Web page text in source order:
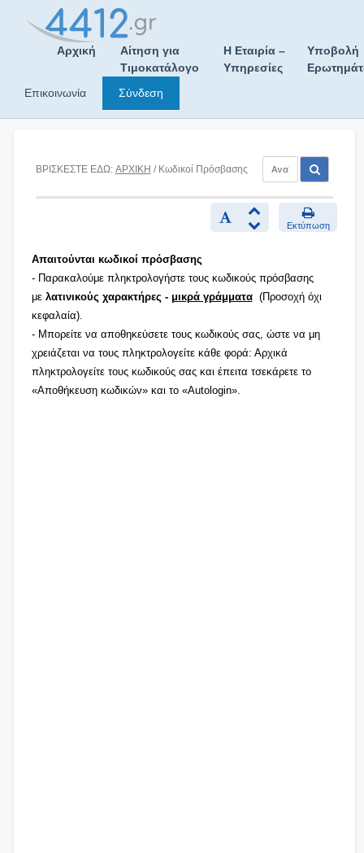
Αρχική
Αίτηση για
Τιμοκατάλογο
Η Εταιρία –
Υπηρεσίες
Υποβολή
Επικοινωνία
Σύνδεση
ΒΡΙΣΚΕΣΤΕ ΕΔΩ: ΑΡΧΙΚΗ / Κωδικοί Πρόσβασης
Εκτύπωση
Απαιτούνται κωδικοί πρόσβασης
- Παρακαλούμε πληκτρολογήστε τους κωδικούς πρόσβασης
με λατινικούς χαρακτήρες - μικρά γράμματα(Προσοχή όχι
κεφαλαία).
- Μπορείτε να αποθηκεύσετε τους κωδικούς σας, ώστε να μη
χρειάζεται να τους πληκτρολογείτε κάθε φορά: Αρχικά
πληκτρολογείτε τους κωδικούς σας και έπειτα τσεκάρετε το
«Αποθήκευση κωδικών» και το «Autologin».